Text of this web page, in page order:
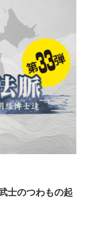
士のつわもの起